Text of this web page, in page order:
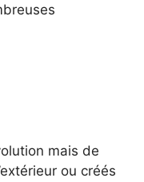
mais de
ou créés